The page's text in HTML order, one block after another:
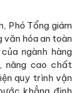
Phó Tổng giám
văn hóa an toàn
ngành hàng
nâng cao chất
quy trình vận